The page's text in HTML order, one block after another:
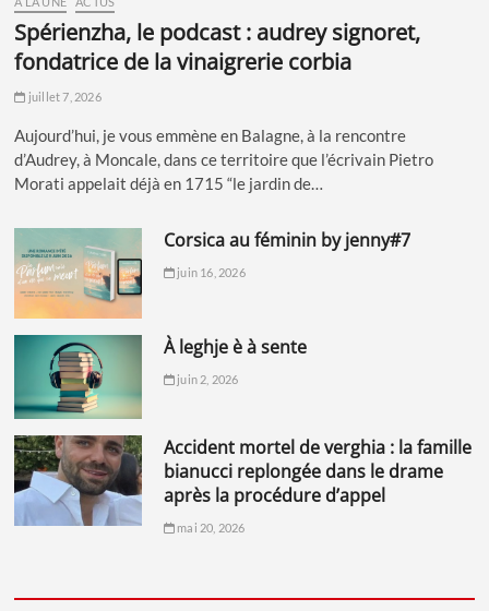
spérienzha, le podcast : audrey signoret,
fondatrice de la vinaigrerie corbia
juillet 7, 2026
Aujourd’hui, je vous emmène en Balagne, à la rencontre
d’Audrey, à Moncale, dans ce territoire que l’écrivain Pietro
Morati appelait déjà en 1715 “le jardin de…
corsica au féminin by jenny#7
juin 16, 2026
à leghje è à sente
juin 2, 2026
accident mortel de verghia : la famille
bianucci replongée dans le drame
après la procédure d’appel
mai 20, 2026